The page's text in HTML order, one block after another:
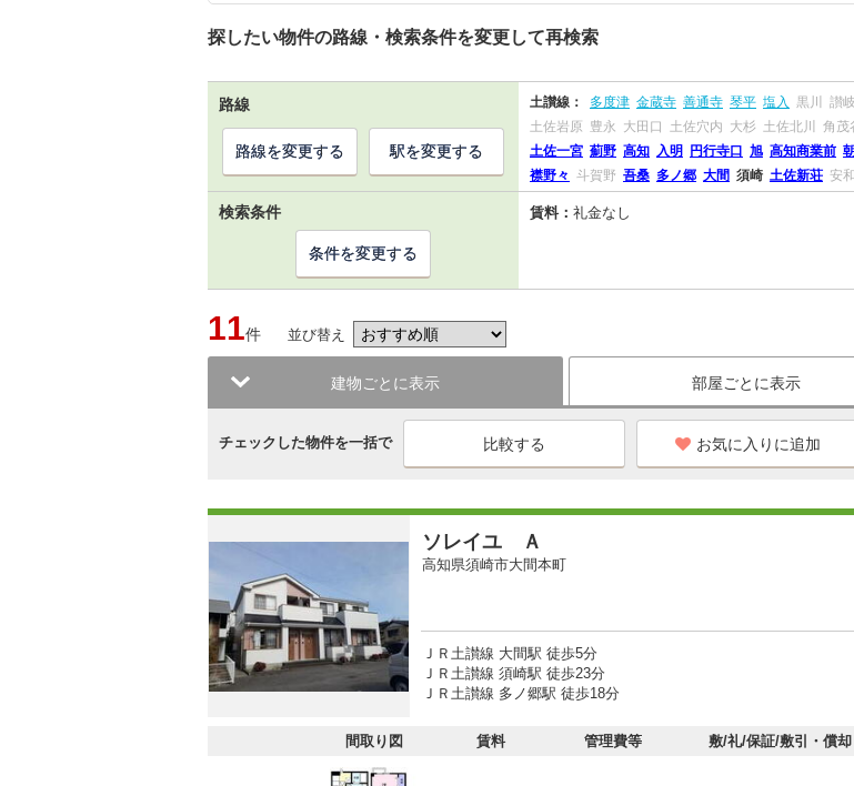
探したい物件の路線・検索条件を変更して再検索
路線 土讃線： 多度津 金蔵寺 善通寺 琴平 塩入 黒川 讃
土佐岩原 豊永 大田口 土佐穴内 大杉 土佐北川 角茂
土佐一宮 薊野 高知 入明 円行寺口 旭 高知商業前
襟野々 斗賀野 吾桑 多ノ郷 大間 須崎 土佐新荘 安和
路線を変更する 駅を変更する
検索条件 賃料： 礼金なし
条件を変更する
11件 並び替え
建物ごとに表示 部屋ごとに表示
チェックした物件を一括で お気に入りに追加
ソレイユ Ａ
高知県須崎市大間本町
ＪＲ土讃線 大間駅 徒歩5分
ＪＲ土讃線 須崎駅 徒歩23分
ＪＲ土讃線 多ノ郷駅 徒歩18分
間取り図 賃料 管理費等 敷/礼/保証/敷引・償却